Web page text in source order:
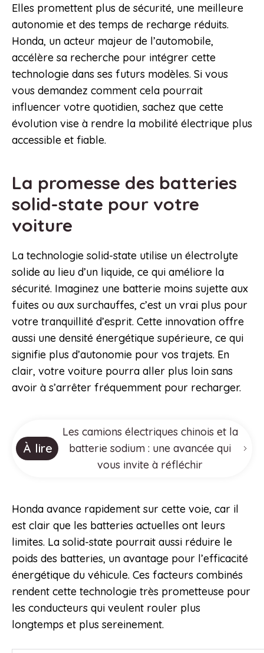
Elles promettent plus de sécurité, une meilleure
autonomie et des temps de recharge réduits.
Honda, un acteur majeur de l’automobile,
accélère sa recherche pour intégrer cette
technologie dans ses futurs modèles. Si vous
vous demandez comment cela pourrait
influencer votre quotidien, sachez que cette
évolution vise à rendre la mobilité électrique plus
accessible et fiable.
La promesse des batteries
solid-state pour votre
voiture
La technologie solid-state utilise un électrolyte
solide au lieu d’un liquide, ce qui améliore la
sécurité. Imaginez une batterie moins sujette aux
fuites ou aux surchauffes, c’est un vrai plus pour
votre tranquillité d’esprit. Cette innovation offre
aussi une densité énergétique supérieure, ce qui
signifie plus d’autonomie pour vos trajets. En
clair, votre voiture pourra aller plus loin sans
avoir à s’arrêter fréquemment pour recharger.
À lire
Les camions électriques chinois et la
batterie sodium : une avancée qui
vous invite à réfléchir
Honda avance rapidement sur cette voie, car il
est clair que les batteries actuelles ont leurs
limites. La solid-state pourrait aussi réduire le
poids des batteries, un avantage pour l’efficacité
énergétique du véhicule. Ces facteurs combinés
rendent cette technologie très prometteuse pour
les conducteurs qui veulent rouler plus
longtemps et plus sereinement.